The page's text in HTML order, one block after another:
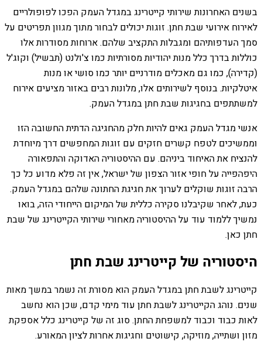
בשנים האחרונות שירותי קייטרינג במגדל העמק הפכו לפופולריים
לאירוח אירועי שבת חתן. זוגות יכולים לבחור מתוך מגוון תפריטים על
סמך העדפותיהם ומגבלות התקציב שלהם. ארוחות מסודרות אלו
כוללות בדרך כלל מנות יהודיות מסורתיות כמו צ'ולנט (תבשיל) וקוג'ל
(קדירה), כמו גם מאכלים מודרניים יותר כמו סושי או מנות
איטלקיות. בנוסף לשירותים אלו, מלונות רבים באזור מציעים אירוח
למשתתפים בחגיגות שבת חתן במגדל העמק.
אנשי מגדל העמק גאים להיות חלק מהחגיגה הדתית החשובה הזו
וממשיכים לטפח קשרים חזקים עם זוגות המחפשים דרך מיוחדת
להנציח את האיחוד ביניהם. עם ההיסטוריה האדוקה והתפאורה
היפהפייה על חופי אזור הצפון של ישראל, אין זה פלא מדוע כל כך
הרבה זוגות שוקלים לערוך את חגיגת החתונה שלהם במגדל העמק.
כעת, לאחר שקיבלנו סקירה כללית של המיקום הייחודי הזה, בואו
נמשיך ללמוד עוד על ההיסטוריה מאחורי שירותי הקייטרינג של שבת
חתן כאן.
היסטוריה של קייטרינג שבת חתן
קייטרינג לשבת חתן במגדל העמק הוא מסורת זה נשמר במשך מאות
שנים. נוהג הקייטרינג לשבת חתן עוד מימי קדם, שכן הוא נחשב
לאות כבוד וכבוד למשפחת החתן. סוג זה של קייטרינג כלל אספקת
מזון ושתייה, מוזיקה, קישוטים וחגיגות אחרות לציון המאורע.